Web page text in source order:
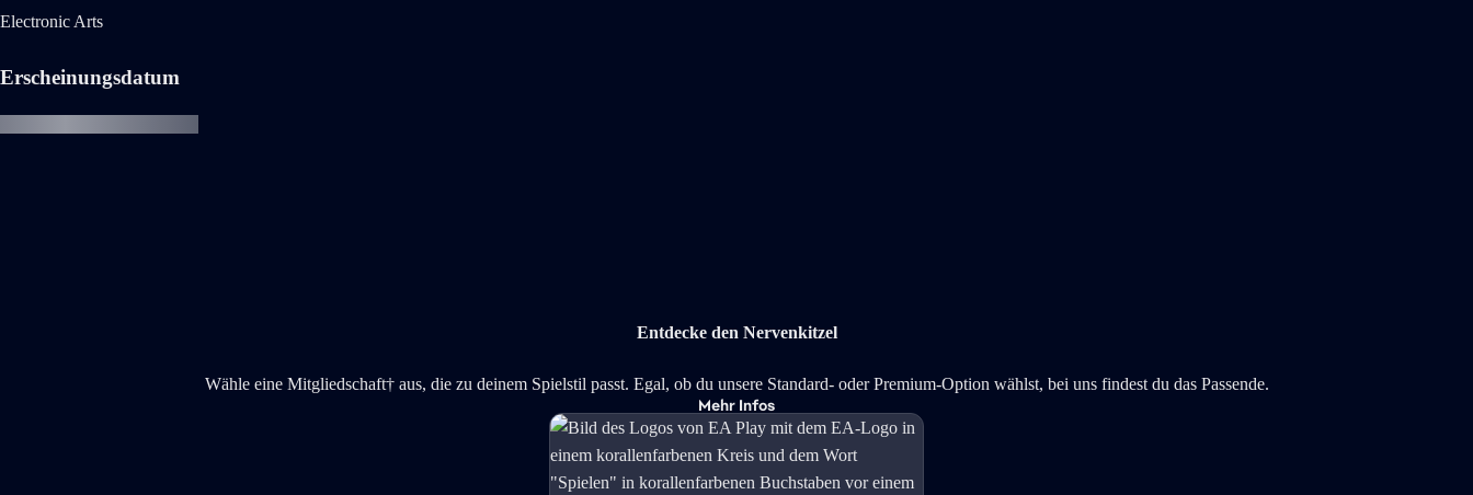
Electronic Arts
Erscheinungsdatum
Entdecke den Nervenkitzel
Wähle eine Mitgliedschaft† aus, die zu deinem Spielstil passt. Egal, ob du unsere Standard- oder Premium-Option wählst, bei uns findest du das Passende.
Mehr Infos